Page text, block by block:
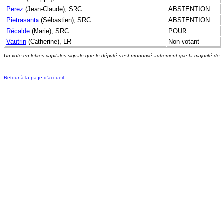
Perez (Jean-Claude), SRC
ABSTENTION
Pietrasanta(Sébastien), SRC
ABSTENTION
Récalde (Marie), SRC
POUR
Vautrin (Catherine), LR Non votant
Un vote en lettres capitales signale que le député s'est prononcé autrement que la majorité de
Retour à la page d'accueil